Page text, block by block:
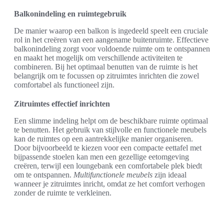
Balkonindeling en ruimtegebruik
De manier waarop een balkon is ingedeeld speelt een cruciale
rol in het creëren van een aangename buitenruimte. Effectieve
balkonindeling zorgt voor voldoende ruimte om te ontspannen
en maakt het mogelijk om verschillende activiteiten te
combineren. Bij het optimaal benutten van de ruimte is het
belangrijk om te focussen op zitruimtes inrichten die zowel
comfortabel als functioneel zijn.
Zitruimtes effectief inrichten
Een slimme indeling helpt om de beschikbare ruimte optimaal
te benutten. Het gebruik van stijlvolle en functionele meubels
kan de ruimtes op een aantrekkelijke manier organiseren.
Door bijvoorbeeld te kiezen voor een compacte eettafel met
bijpassende stoelen kan men een gezellige eetomgeving
creëren, terwijl een loungebank een comfortabele plek biedt
om te ontspannen. Multifunctionele meubels zijn ideaal
wanneer je zitruimtes inricht, omdat ze het comfort verhogen
zonder de ruimte te verkleinen.